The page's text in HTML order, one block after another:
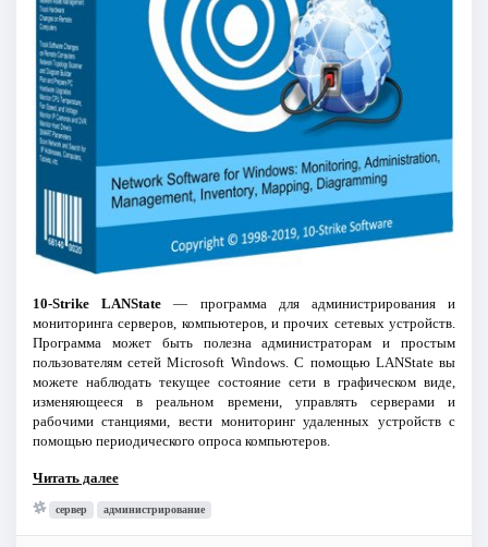
10-Strike LANState — программа для администрирования и
мониторинга серверов, компьютеров, и прочих сетевых устройств.
Программа может быть полезна администраторам и простым
пользователям сетей Microsoft Windows. С помощью LANState вы
можете наблюдать текущее состояние сети в графическом виде,
изменяющееся в реальном времени, управлять серверами и
рабочими станциями, вести мониторинг удаленных устройств с
помощью периодического опроса компьютеров.
Читать далее
сервер администрирование